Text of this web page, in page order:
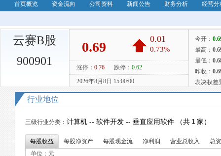
首页概览 资金流向 公司资料 新闻公告 财务分析 经营分
云赛B股
900901